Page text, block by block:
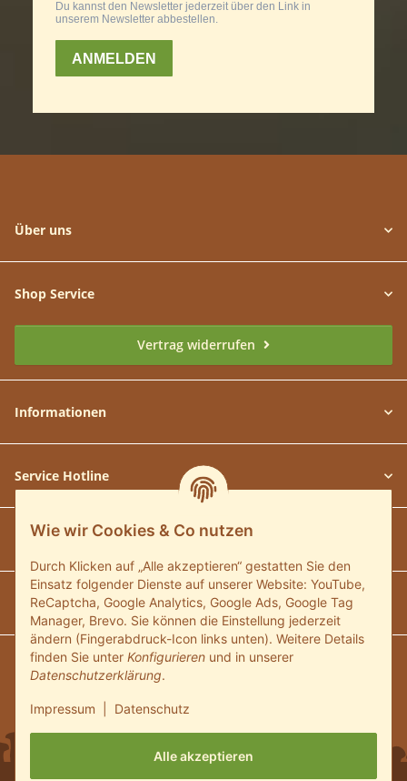
Alle akzeptieren
Wie wir Cookies & Co nutzen
Durch Klicken auf „Alle akzeptieren“ gestatten Sie den
Einsatz folgender Dienste auf unserer Website: YouTube,
ReCaptcha, Google Analytics, Google Ads, Google Tag
Manager, Brevo. Sie können die Einstellung jederzeit
ändern (Fingerabdruck-Icon links unten). Weitere Details
finden Sie unter Konfigurieren und in unserer
Datenschutzerklärung.
Impressum Datenschutz
Über uns
Shop Service
Vertrag widerrufen
Informationen
Service Hotline
Unsere Communitys
Unsere Zahlungsarten
Wir versenden mit: